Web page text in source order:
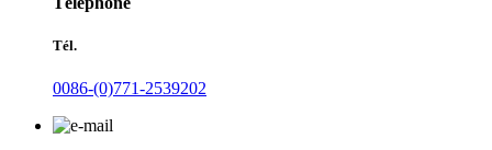
Tél.
0086-(0)771-2539202